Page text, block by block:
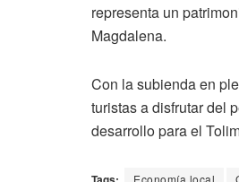
representa un
Magdalena.
Con la subienda en
turistas a disfrutar del
desarrollo para el
Economía local